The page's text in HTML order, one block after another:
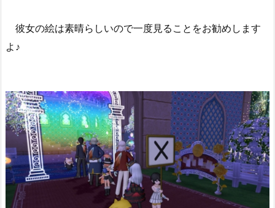
彼女の絵は素晴らしいので一度見ることをお勧めします
よ♪